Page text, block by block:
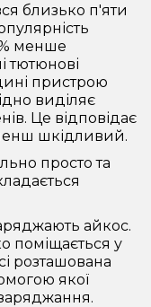
близько п'яти
менше
тютюнові
пристрою
виділяє
Це відповідає
шкідливий.
просто та
айкос.
поміщається у
розташована
якої